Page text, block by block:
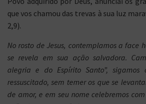
que vos chamou das trevas à sua luz
2,9).
No rosto de Jesus, contemplamos a face
se revela em sua ação salvadora.
alegria e do Espírito Santo”, sigamos
ressuscitado, sem temer os que se
de amor, e em seu nome celebremos